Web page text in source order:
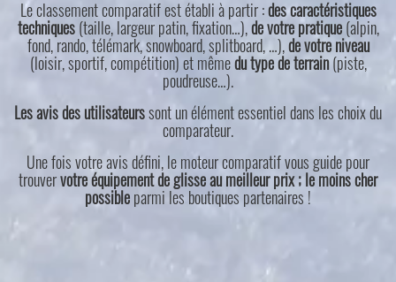
Le classement comparatif est établi à partir :des caractéristiques
techniques(taille, largeur patin, fixation…),de votre pratique(alpin,
fond, rando, télémark, snowboard, splitboard, …),de votre niveau
(loisir, sportif, compétition) et mêmedu type de terrain(piste,
poudreuse…).
Les avis des utilisateurssont un élément essentiel dans les choix du
comparateur.
Une fois votre avis défini, le moteur comparatif vous guide pour
trouvervotre équipement de glisse au meilleur prix ; le moins cher
possibleparmi les boutiques partenaires !